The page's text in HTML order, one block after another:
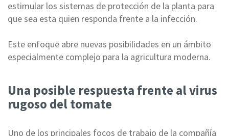
estimular los sistemas de protección de la planta para
que sea esta quien responda frente a la infección.
Este enfoque abre nuevas posibilidades en un ámbito
especialmente complejo para la agricultura moderna.
Una posible respuesta frente al virus
rugoso del tomate
Uno de los principales focos de trabajo de la compañía